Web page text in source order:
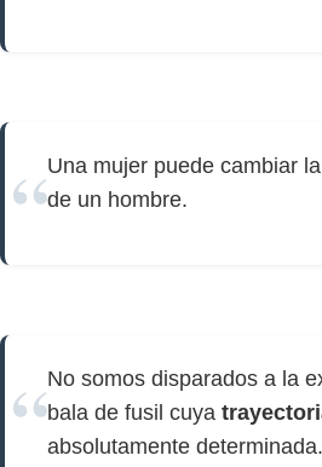
Una mujer puede cambiar la
de un hombre.
No somos disparados a la
bala de fusil cuya
absolutamente